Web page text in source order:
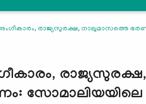
രാജ്യസുരക്ഷ, നാലുമാസത്തെ
രാജ്യസുരക്ഷ,
സോമാലിയയിലെ